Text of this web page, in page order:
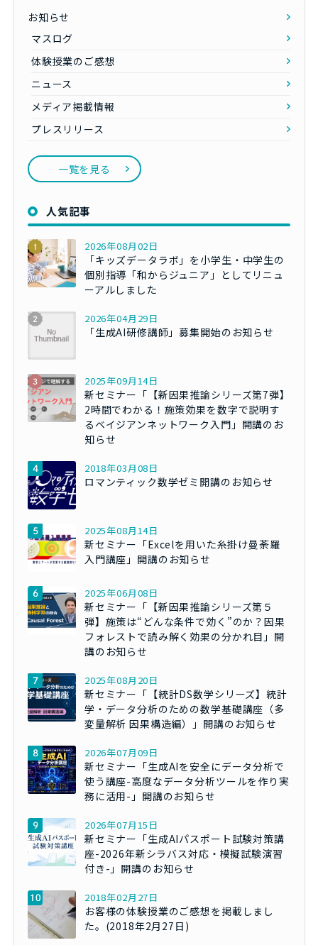
お知らせ
マスログ
体験授業のご感想
ニュース
メディア掲載情報
プレスリリース
一覧を見る
人気記事
2026年08月02日
「キッズデータラボ」を小学生・中学生の
個別指導「和からジュニア」としてリニュ
ーアルしました
2026年04月29日
「生成AI研修講師」募集開始のお知らせ
2025年09月14日
新セミナー「【新因果推論シリーズ第7弾】
2時間でわかる！施策効果を数字で説明す
るベイジアンネットワーク入門」開講のお
知らせ
2018年03月08日
ロマンティック数学ゼミ開講のお知らせ
2025年08月14日
新セミナー「Excelを用いた糸掛け曼荼羅
入門講座」開講のお知らせ
2025年06月08日
新セミナー「【新因果推論シリーズ第５
弾】施策は“どんな条件で効く”のか？因果
フォレストで読み解く効果の分かれ目」開
講のお知らせ
2025年08月20日
新セミナー「【統計DS数学シリーズ】統計
学・データ分析のための数学基礎講座（多
変量解析 因果構造編）」開講のお知らせ
2026年07月09日
新セミナー「生成AIを安全にデータ分析で
使う講座-高度なデータ分析ツールを作り実
務に活用-」開講のお知らせ
2026年07月15日
新セミナー「生成AIパスポート試験対策講
座-2026年新シラバス対応・模擬試験演習
付き-」開講のお知らせ
2018年02月27日
お客様の体験授業のご感想を掲載しまし
た。(2018年2月27日)